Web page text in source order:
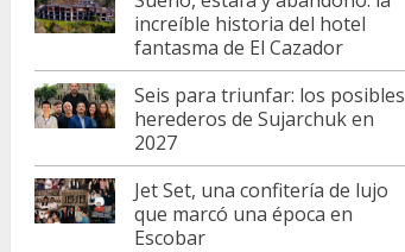
increíble historia del hotel
fantasma de El Cazador
Seis para triunfar: los posibles
herederos de Sujarchuk en
2027
Jet Set, una confitería de lujo
que marcó una época en
Escobar